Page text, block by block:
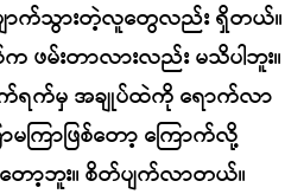
ျောက်သွားတဲ့လူတွေလည်း ရှိတယ်။
ဖမ်းတာလားလည်း မသိပါဘူး။
ာက်ရက်မှ အချုပ်ထဲကို ရောက်လာ
ကြာဖြစ်တော့ ကြောက်လို့
တော့ဘူး။ စိတ်ပျက်လာတယ်။